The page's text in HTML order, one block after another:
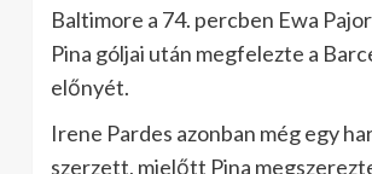
Baltimore a 74. percben Ewa
Pina góljai után megfelezte a
előnyét.
Irene Pardes azonban még egy
szerzett, mielőtt Pina